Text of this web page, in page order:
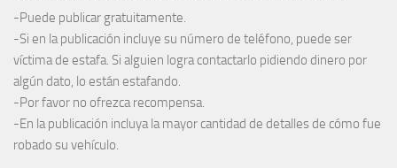
-Puede publicar gratuitamente.
-Si en la publicación incluye su número de teléfono, puede ser
víctima de estafa. Si alguien logra contactarlo pidiendo dinero por
algún dato, lo están estafando.
-Por favor no ofrezca recompensa.
-En la publicación incluya la mayor cantidad de detalles de cómo fue
robado su vehículo.